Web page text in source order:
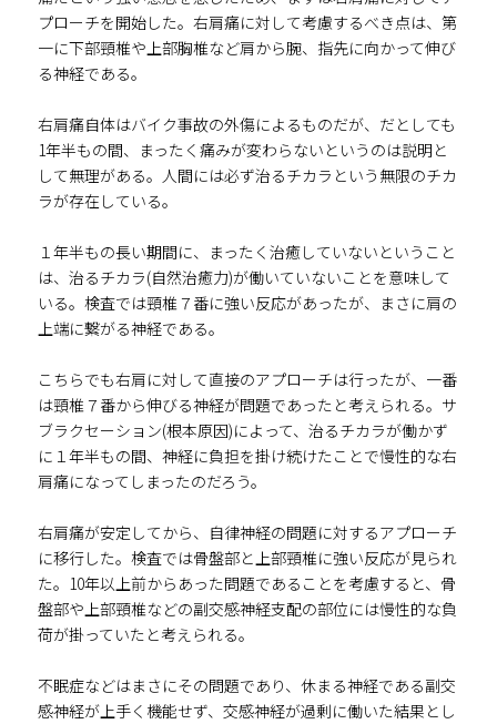
プローチを開始した。右肩痛に対して考慮するべき点は、第
一に下部頸椎や上部胸椎など肩から腕、指先に向かって伸び
る神経である。
右肩痛自体はバイク事故の外傷によるものだが、だとしても
1年半もの間、まったく痛みが変わらないというのは説明と
して無理がある。人間には必ず治るチカラという無限のチカ
ラが存在している。
１年半もの長い期間に、まったく治癒していないということ
は、治るチカラ(自然治癒力)が働いていないことを意味して
いる。検査では頸椎７番に強い反応があったが、まさに肩の
上端に繋がる神経である。
こちらでも右肩に対して直接のアプローチは行ったが、一番
は頸椎７番から伸びる神経が問題であったと考えられる。サ
ブラクセーション(根本原因)によって、治るチカラが働かず
に１年半もの間、神経に負担を掛け続けたことで慢性的な右
肩痛になってしまったのだろう。
右肩痛が安定してから、自律神経の問題に対するアプローチ
に移行した。検査では骨盤部と上部頸椎に強い反応が見られ
た。10年以上前からあった問題であることを考慮すると、骨
盤部や上部頸椎などの副交感神経支配の部位には慢性的な負
荷が掛っていたと考えられる。
不眠症などはまさにその問題であり、休まる神経である副交
感神経が上手く機能せず、交感神経が過剰に働いた結果とし